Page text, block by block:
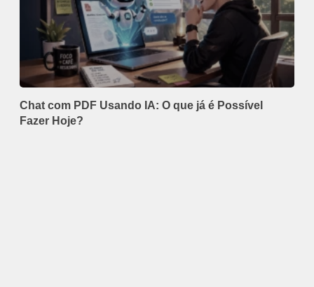
Chat com PDF Usando IA: O que já é Possível
Fazer Hoje?